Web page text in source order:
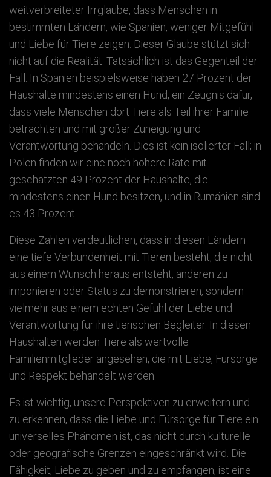
weitverbreiteter Irrglaube, dass Menschen in
bestimmten Ländern, wie Spanien, weniger Mitgefühl
und Liebe für Tiere zeigen. Dieser Glaube stützt sich
nicht auf die Realität. Tatsächlich ist das Gegenteil der
Fall. In Spanien beispielsweise haben 27 Prozent der
Haushalte mindestens einen Hund, ein Zeugnis dafür,
dass viele Menschen dort Tiere als Teil ihrer Familie
betrachten und mit großer Zuneigung und
Verantwortung behandeln. Dies ist kein isolierter Fall; in
Polen finden wir eine noch höhere Rate mit
geschätzten 49 Prozent der Haushalte, die
mindestens einen Hund besitzen, und in Rumänien sind
es 43 Prozent.
Diese Zahlen verdeutlichen, dass in diesen Ländern
eine tiefe Verbundenheit mit Tieren besteht, die nicht
aus einem Wunsch heraus entsteht, anderen zu
imponieren oder Status zu demonstrieren, sondern
vielmehr aus einem echten Gefühl der Liebe und
Verantwortung für ihre tierischen Begleiter. In diesen
Haushalten werden Tiere als wertvolle
Familienmitglieder angesehen, die mit Liebe, Fürsorge
und Respekt behandelt werden.
Es ist wichtig, unsere Perspektiven zu erweitern und
zu erkennen, dass die Liebe und Fürsorge für Tiere ein
universelles Phänomen ist, das nicht durch kulturelle
oder geografische Grenzen eingeschränkt wird. Die
Fähigkeit, Liebe zu geben und zu empfangen, ist eine